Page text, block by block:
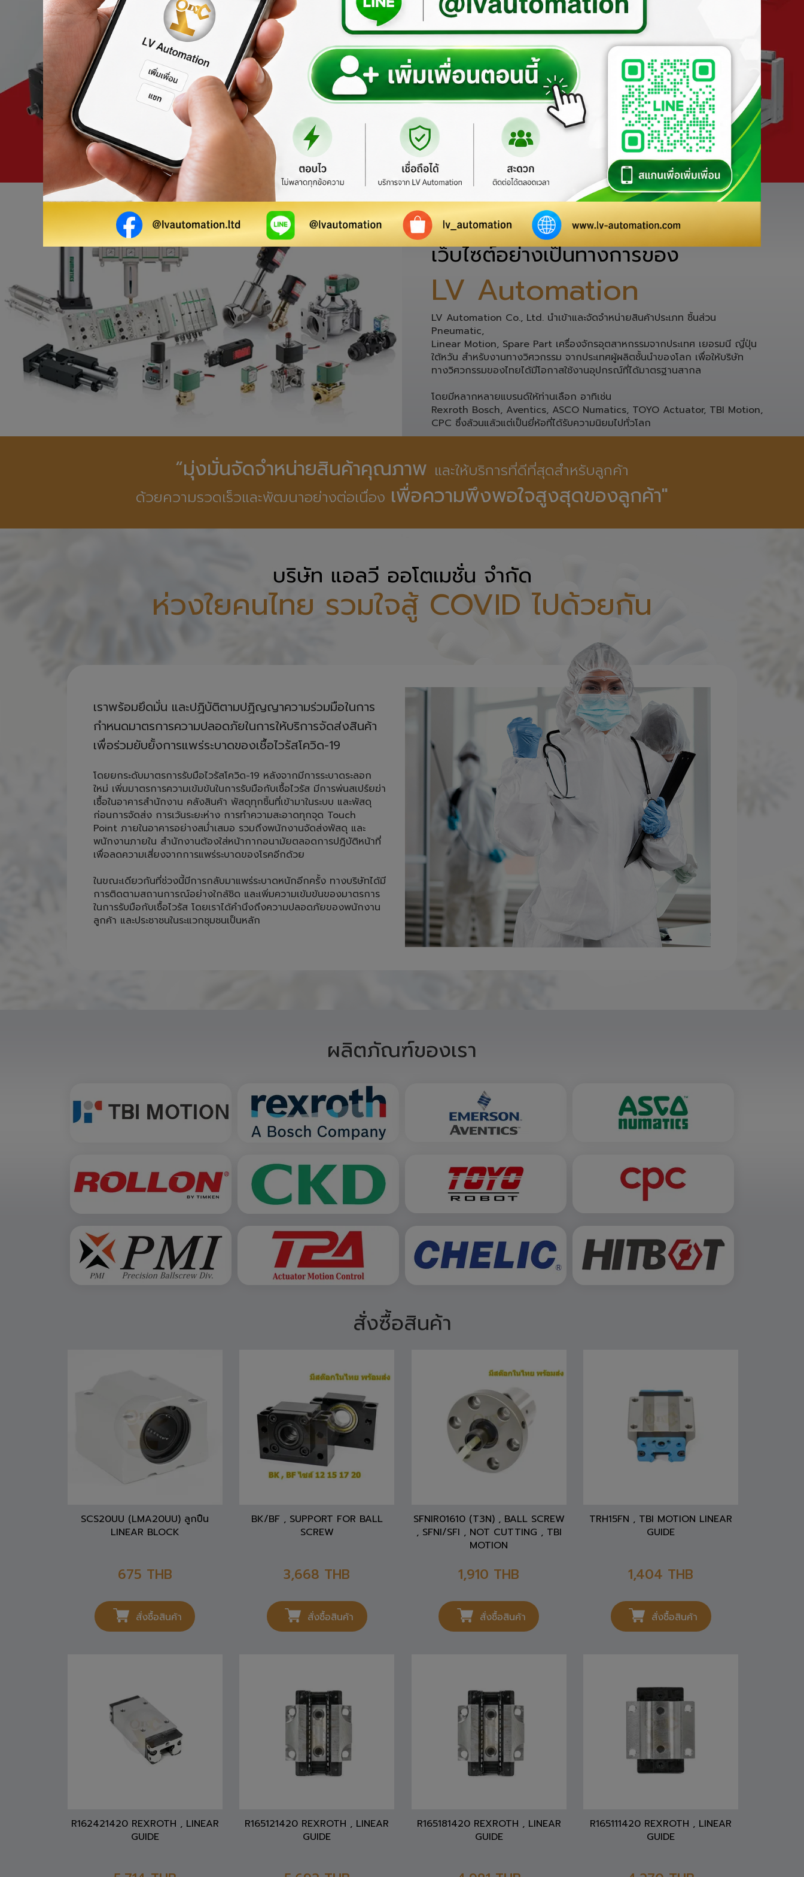
ยินดีต้อนรับสู่
เว็บไซต์อย่างเป็นทางการของ
LV Automation
LV Automation Co., Ltd. นำเข้าและจัดจำหน่ายสินค้าประเภท ชิ้นส่วน
Pneumatic,
Linear Motion, Spare Part เครื่องจักรอุตสาหกรรมจากประเทศ เยอรมนี ญี่ปุ่น
ใต้หวัน สำหรับงานทางวิศวกรรม จากประเทศผู้ผลิตชั้นนำของโลก เพื่อให้บริษัท
ทางวิศวกรรมของไทยได้มีโอกาสใช้งานอุปกรณ์ที่ได้มาตรฐานสากล
โดยมีหลากหลายแบรนด์ให้ท่านเลือก อาทิเช่น
Rexroth Bosch, Aventics, ASCO Numatics, TOYO Actuator, TBI Motion,
CPC ซึ่งล้วนแล้วแต่เป็นยี่ห้อที่ได้รับความนิยมไปทั่วโลก
“มุ่งมั่นจัดจำหน่ายสินค้าคุณภาพ และให้บริการที่ดีที่สุดสำหรับลูกค้า
ด้วยความรวดเร็วและพัฒนาอย่างต่อเนื่อง เพื่อความพึงพอใจสูงสุดของลูกค้า"
บริษัท แอลวี ออโตเมชั่น จำกัด
ห่วงใยคนไทย รวมใจสู้ COVID ไปด้วยกัน
เราพร้อมยึดมั่น และปฏิบัติตามปฏิญญาความร่วมมือในการ
กำหนดมาตรการความปลอดภัยในการให้บริการจัดส่งสินค้า
เพื่อร่วมยับยั้งการแพร่ระบาดของเชื้อไวรัสโควิด-19
โดยยกระดับมาตรการรับมือไวรัสโควิด-19 หลังจากมีการระบาดระลอก
ใหม่ เพิ่มมาตรการความเข้มข้นในการรับมือกับเชื้อไวรัส มีการพ่นสเปร์ยฆ่า
เชื้อในอาคารสำนักงาน คลังสินค้า พัสดุทุกชิ้นที่เข้ามาในระบบ และพัสดุ
ก่อนการจัดส่ง การเว้นระยะห่าง การทำความสะอาดทุกจุด Touch
Point ภายในอาคารอย่างสม่ำเสมอ รวมถึงพนักงานจัดส่งพัสดุ และ
พนักงานภายใน สำนักงานต้องใส่หน้ากากอนามัยตลอดการปฎิบัติหน้าที่
เพื่อลดความเสี่ยงจากการแพร่ระบาดของโรคอีกด้วย
ในขณะเดียวกันที่ช่วงนี้มีการกลับมาแพร่ระบาดหนักอีกครั้ง ทางบริษัทได้มี
การติดตามสถานการณ์อย่างใกล้ชิด และเพิ่มความเข้มข้นของมาตรการ
ในการรับมือกับเชื้อไวรัส โดยเราได้คำนึงถึงความปลอดภัยของพนักงาน
ลูกค้า และประชาชนในระแวกชุมชนเป็นหลัก
ผลิตภัณฑ์ของเรา
สั่งซื้อสินค้า
SCS20UU (LMA20UU) ลูกปืน
LINEAR BLOCK
675 THB
สั่งซื้อสินค้า
BK/BF , SUPPORT FOR BALL
SCREW
3,668 THB
สั่งซื้อสินค้า
SFNIR01610 (T3N) , BALL SCREW
, SFNI/SFI , NOT CUTTING , TBI
MOTION
1,910 THB
สั่งซื้อสินค้า
TRH15FN , TBI MOTION LINEAR
GUIDE
1,404 THB
สั่งซื้อสินค้า
R162421420 REXROTH , LINEAR
GUIDE
R165121420 REXROTH , LINEAR
GUIDE
R165181420 REXROTH , LINEAR
GUIDE
R165111420 REXROTH , LINEAR
GUIDE